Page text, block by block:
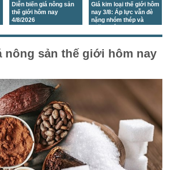
Diễn biến giá nông sản
thế giới hôm nay
4/8/2026
Giá kim loại thế giới hôm
nay 3/8: Áp lực vẫn đè
nặng nhóm thép và
nông sản thế giới hôm nay